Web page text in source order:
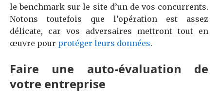
le benchmark sur le site d’un de vos concurrents.
Notons toutefois que l’opération est assez
délicate, car vos adversaires mettront tout en
œuvre pour protéger leurs données.
Faire une auto-évaluation de
votre entreprise